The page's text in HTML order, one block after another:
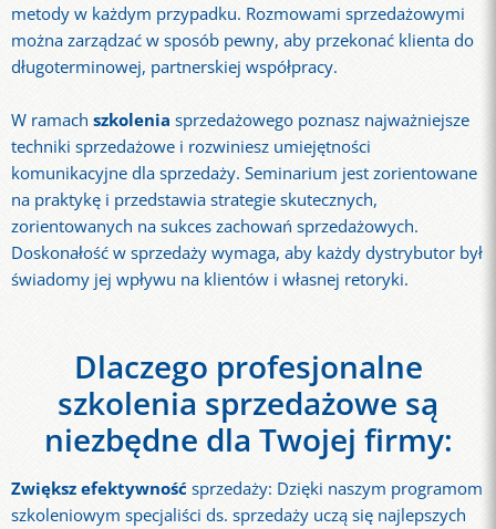
metody w każdym przypadku. Rozmowami sprzedażowymi
można zarządzać w sposób pewny, aby przekonać klienta do
długoterminowej, partnerskiej współpracy.
W ramach szkolenia sprzedażowego poznasz najważniejsze
techniki sprzedażowe i rozwiniesz umiejętności
komunikacyjne dla sprzedaży. Seminarium jest zorientowane
na praktykę i przedstawia strategie skutecznych,
zorientowanych na sukces zachowań sprzedażowych.
Doskonałość w sprzedaży wymaga, aby każdy dystrybutor był
świadomy jej wpływu na klientów i własnej retoryki.
Dlaczego profesjonalne
szkolenia sprzedażowe są
niezbędne dla Twojej firmy:
Zwiększ efektywnośćsprzedaży: Dzięki naszym programom
szkoleniowym specjaliści ds. sprzedaży uczą się najlepszych